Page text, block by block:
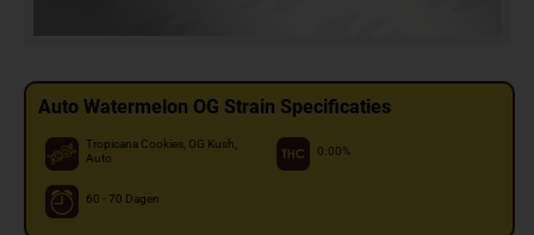
Auto Watermelon OG Strain Specificaties
Tropicana Cookies, OG Kush,
Auto
0.00%
60 - 70 Dagen